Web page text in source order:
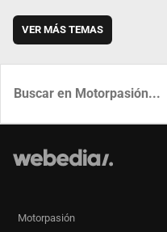
VER MÁS TEMAS
Motorpasión